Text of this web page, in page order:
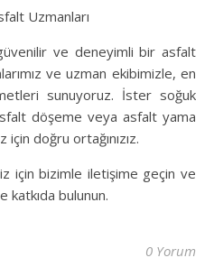
Uzmanları
ve deneyimli bir asfalt
ve uzman ekibimizle, en
sunuyoruz. İster soğuk
döşeme veya asfalt yama
doğru ortağınızız.
için bizimle iletişime geçin ve
katkıda bulunun.
0 Yorum